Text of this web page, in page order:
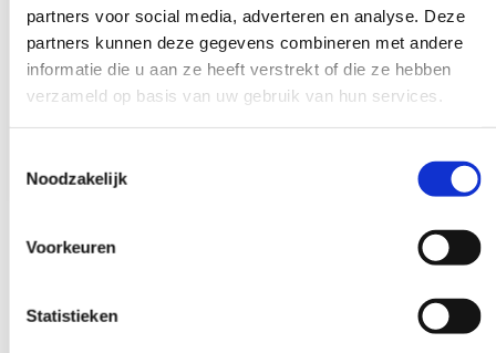
partners voor social media, adverteren en analyse. Deze
partners kunnen deze gegevens combineren met andere
informatie die u aan ze heeft verstrekt of die ze hebben
verzameld op basis van uw gebruik van hun services.
Noodzakelijk
Voorkeuren
Statistieken